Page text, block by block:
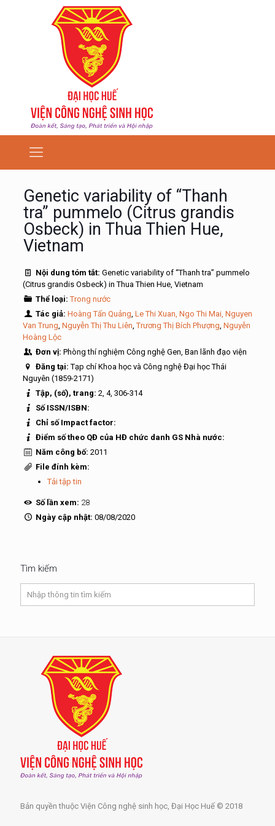
Genetic variability of “Thanh
tra” pummelo (Citrus grandis
Osbeck) in Thua Thien Hue,
Vietnam
Nội dung tóm tắt: Genetic variability of “Thanh tra” pummelo
(Citrus grandis Osbeck) in Thua Thien Hue, Vietnam
Thể loại:Trong nước
Tác giả: Hoàng Tấn Quảng, Le Thi Xuan, Ngo Thi Mai, Nguyen
Van Trung, Nguyễn Thị Thu Liên,Trương Thị Bích Phượng, Nguyễn
Hoàng Lộc
Đơn vị: Phòng thí nghiệm Công nghệ Gen, Ban lãnh đạo viện
Đăng tại:Tạp chí Khoa học và Công nghệ Đại học Thái
Nguyên (1859-2171)
Tập, (số), trang: 2, 4, 306-314
Số ISSN/ISBN:
Chỉ số Impact factor:
Điểm số theo QĐ của HĐ chức danh GS Nhà nước:
Năm công bố: 2011
File đính kèm:
Tải tập tin
Số lần xem: 28
Ngày cập nhật: 08/08/2020
Tìm kiếm
Bản quyền thuộc Viện Công nghệ sinh học, Đại Học Huế © 2018